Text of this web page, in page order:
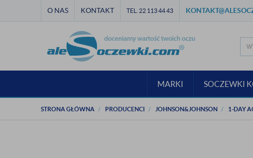
O NAS KONTAKT TEL. 22 113 44 43
MARKI SOCZEWKI
STRONA GŁÓWNA PRODUCENCI JOHNSON&JOHNSON 1-DAY